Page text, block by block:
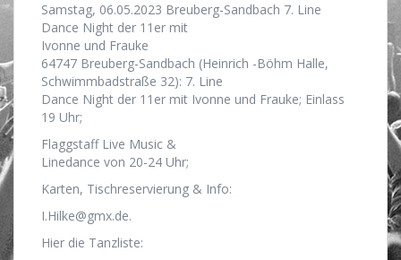
Samstag, 06.05.2023 Breuberg-Sandbach 7. Line
Dance Night der 11er mit
Ivonne und Frauke
64747 Breuberg-Sandbach (Heinrich -Böhm Halle,
Schwimmbadstraße 32): 7. Line
Dance Night der 11er mit Ivonne und Frauke; Einlass
19 Uhr;
Flaggstaff Live Music &
Linedance von 20-24 Uhr;
Karten, Tischreservierung & Info:
I.Hilke@gmx.de.
Hier die Tanzliste: